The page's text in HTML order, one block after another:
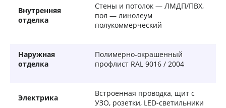
Внутренняя
отделка
Стены и потолок — ЛМДП/ПВХ,
пол — линолеум
полукоммерческий
Наружная
отделка
Полимерно-окрашенный
профлист RAL 9016 / 2004
Электрика
Встроенная проводка, щит с
УЗО, розетки, LED-светильники